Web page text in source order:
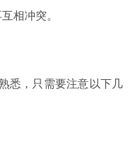
相冲突。
悉，只需要注意以下几